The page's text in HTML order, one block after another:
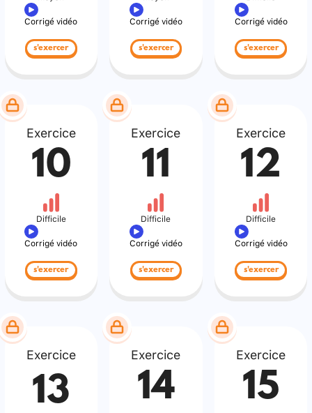
Corrigé vidéo
s'exercer
Corrigé vidéo
s'exercer
Corrigé vidéo
s'exercer
Exercice
10
Difficile
Corrigé vidéo
s'exercer
Exercice
11
Difficile
Corrigé vidéo
s'exercer
Exercice
12
Difficile
Corrigé vidéo
s'exercer
Exercice
13
Exercice
14
Exercice
15